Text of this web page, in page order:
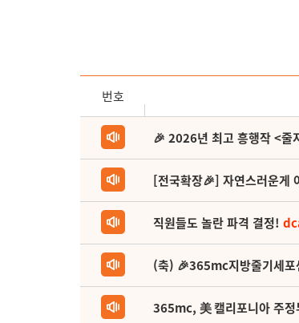
번호
🎉 2026년 최고 흥행작 <줄
[전국확장🎉] 자연스러운게
직원들도 놀란 파격 결정!
(축) 🎉365mc지방줄기세포
365mc, 美 캘리포니아 주정